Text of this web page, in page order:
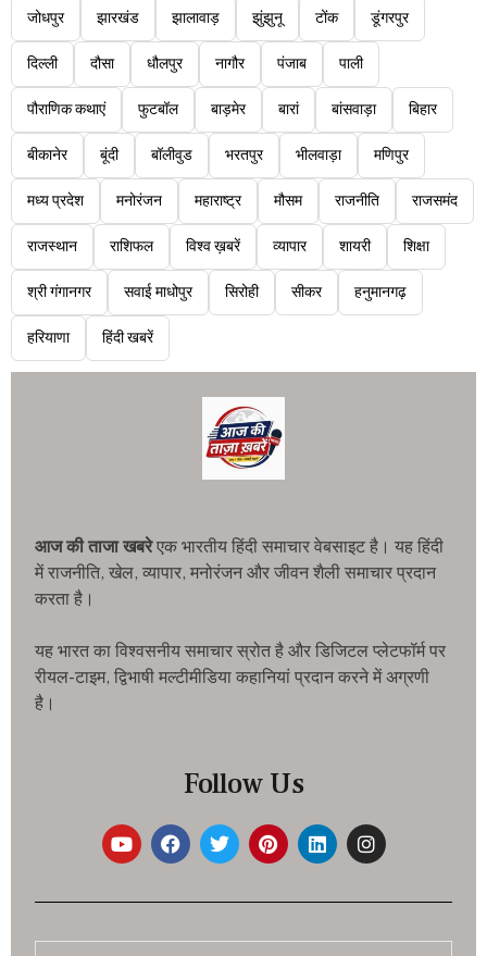
जोधपुर झारखंड झालावाड़ झुंझुनू टोंक डूंगरपुर
दिल्ली दौसा धौलपुर नागौर पंजाब पाली
पौराणिक कथाएं फुटबॉल बाड़मेर बारां बांसवाड़ा बिहार
बीकानेर बूंदी बॉलीवुड भरतपुर भीलवाड़ा मणिपुर
मध्य प्रदेश मनोरंजन महाराष्ट्र मौसम राजनीति राजसमंद
राजस्थान राशिफल विश्व ख़बरें व्यापार शायरी शिक्षा
श्री गंगानगर सवाई माधोपुर सिरोही सीकर हनुमानगढ़
हरियाणा हिंदी खबरें
आज की ताजा खबरेएक भारतीय हिंदी समाचार वेबसाइट है। यह हिंदी
में राजनीति, खेल, व्यापार, मनोरंजन और जीवन शैली समाचार प्रदान
करता है।
यह भारत का विश्वसनीय समाचार स्रोत है और डिजिटल प्लेटफॉर्म पर
रीयल-टाइम, द्विभाषी मल्टीमीडिया कहानियां प्रदान करने में अग्रणी
है।
Follow Us